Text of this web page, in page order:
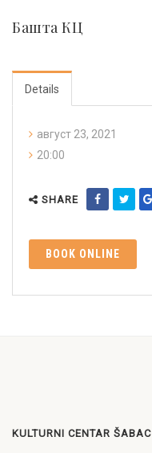
Башта КЦ
Details
август 23, 2021
20:00
SHARE
BOOK ONLINE
KULTURNI CENTAR ŠABAC